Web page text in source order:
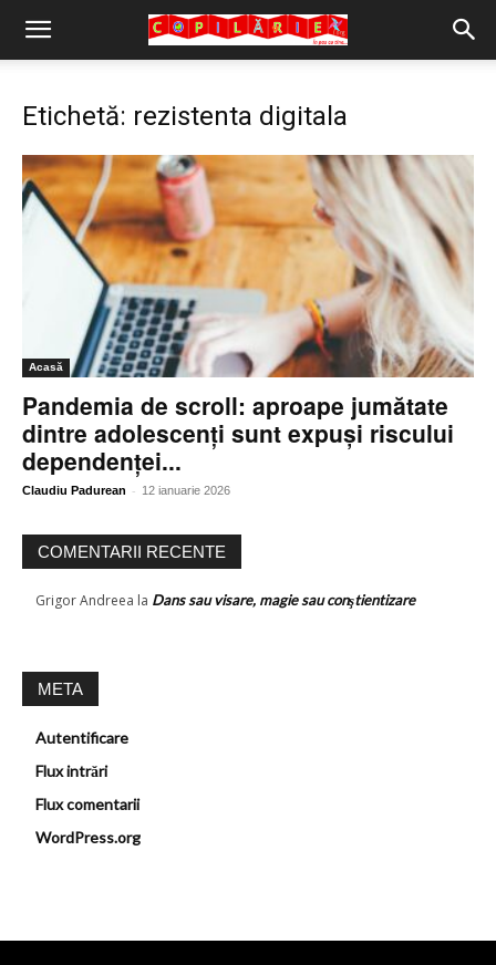
Copilărie.org
Etichetă: rezistenta digitala
Acasă
Pandemia de scroll: aproape jumătate
dintre adolescenți sunt expuși riscului
dependenței...
Claudiu Padurean - 12 ianuarie 2026
COMENTARII RECENTE
Grigor Andreea la Dans sau visare, magie sau conştientizare
META
Autentificare
Flux intrări
Flux comentarii
WordPress.org